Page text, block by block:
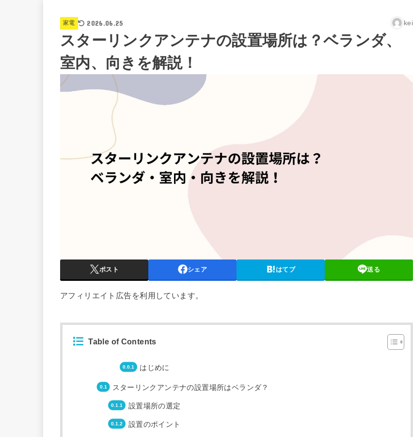
家電 2026.06.25 kei
スターリンクアンテナの設置場所は？ベランダ、
室内、向きを解説！
ポスト シェア はてブ 送る
アフィリエイト広告を利用しています。
Table of Contents
はじめに
スターリンクアンテナの設置場所はベランダ？
設置場所の選定
設置のポイント